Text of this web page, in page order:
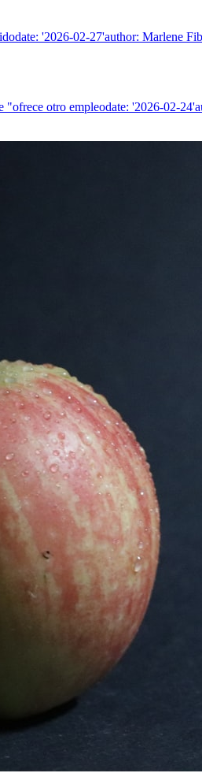
'2026-02-27'author: Marlene
otro empleodate: '2026-02-